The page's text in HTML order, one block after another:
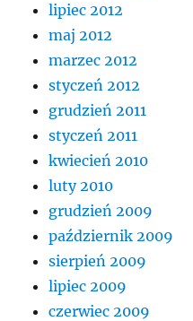
lipiec 2012
maj 2012
marzec 2012
styczeń 2012
grudzień 2011
styczeń 2011
kwiecień 2010
luty 2010
grudzień 2009
październik 2009
sierpień 2009
lipiec 2009
czerwiec 2009